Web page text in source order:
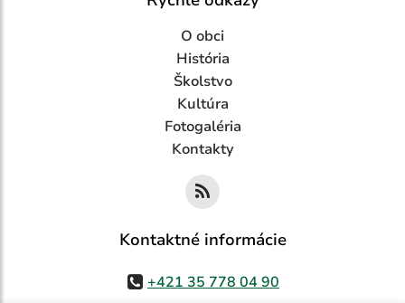
O obci
História
Školstvo
Kultúra
Fotogaléria
Kontakty
Kontaktné informácie
+421 35 778 04 90